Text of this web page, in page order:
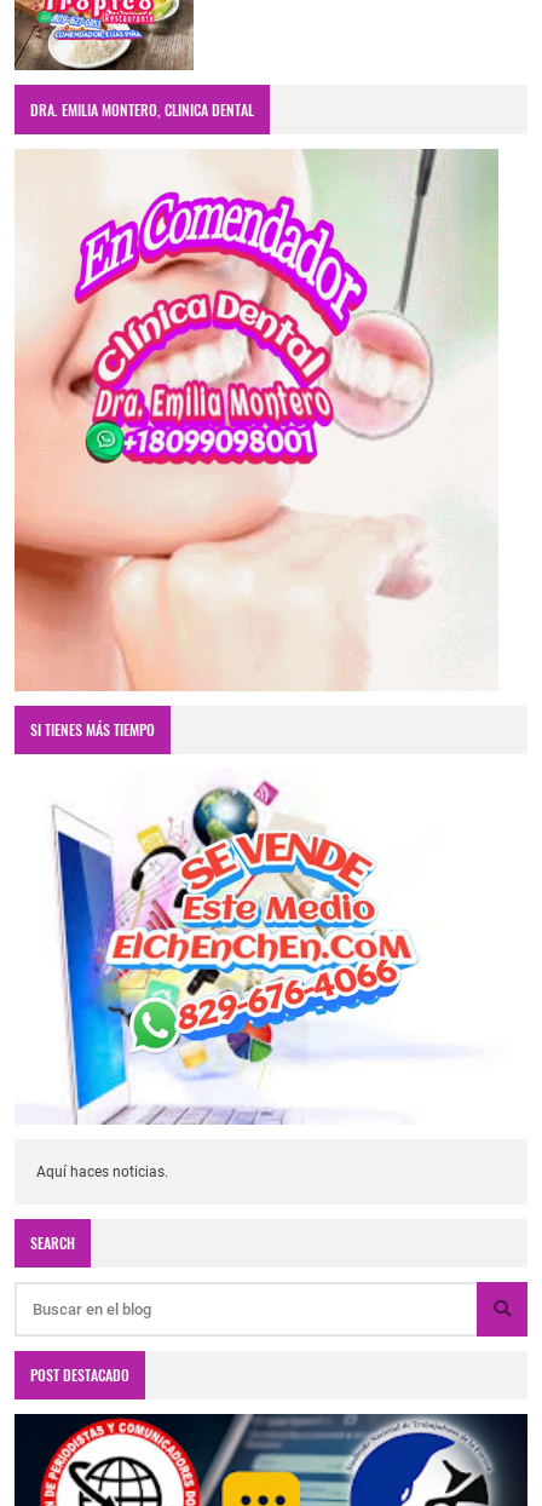
DRA. EMILIA MONTERO, CLINICA DENTAL
SI TIENES MÁS TIEMPO
Aquí haces noticias.
SEARCH
POST DESTACADO